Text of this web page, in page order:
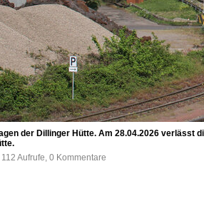
der Dillinger Hütte. Am 28.04.2026 verlässt
Aufrufe, 0 Kommentare